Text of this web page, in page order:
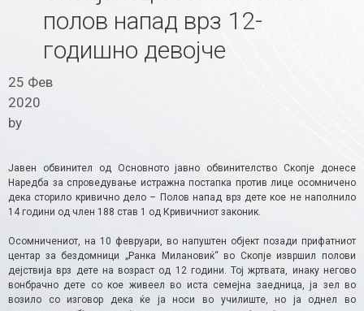
полов напад врз 12-
годишно девојче
25 Фев
2020
by
Јавен обвинител од Основното јавно обвинителство Скопје донесе
Наредба за спроведување истражна постапка против лице осомничено
дека сторило кривично дело – Полов напад врз дете кое не наполнило
14 години од член 188 став 1 од Кривичниот законик.
Осомничениот, на 10 февруари, во напуштен објект позади прифатниот
центар за бездомници „Ранка Милановиќ“ во Скопје извршил полови
дејствија врз дете на возраст од 12 години. Тој жртвата, инаку негово
вонбрачно дете со кое живеел во иста семејна заедница, ја зел во
возило со изговор дека ќе ја носи во училиште, но ја однел во